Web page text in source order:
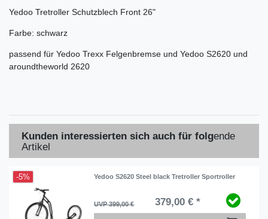
Yedoo Tretroller Schutzblech Front 26"
Farbe: schwarz
passend für Yedoo Trexx Felgenbremse und Yedoo S2620 und
aroundtheworld 2620
Kunden interessierten sich auch für folgende
Artikel
-5% Yedoo S2620 Steel black Tretroller Sportroller
UVP 399,00 € 379,00 € *